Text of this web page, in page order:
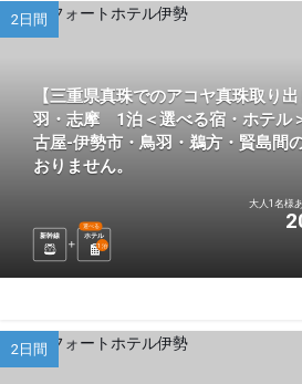
2日間
【三重県真珠でのアコヤ真珠取り
羽・志摩 1泊＜選べる宿・ホテ
古屋-伊勢市・鳥羽・鵜方・賢島間
おりません。
新幹線 ホテル
選べる
1 泊
大人1名様
2日間